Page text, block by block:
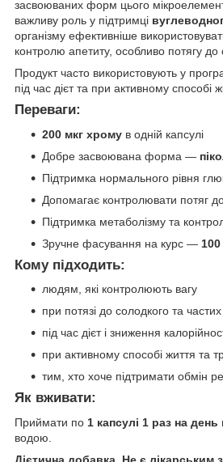
засвоюваних форм цього
важливу роль у підтримці
організму ефективніше
контролю апетиту, особливо потягу до
Продукт часто використовують у
під час дієт та при активному способі
Переваги:
200 мкг хрому в одній капсулі
Добре засвоювана форма —
Підтримка нормального рівня
Допомагає контролювати потяг
Підтримка метаболізму та
Зручне фасування на курс —
Кому підходить:
людям, які контролюють вагу
при потязі до солодкого та
під час дієт і зниження
при активному способі життя та
тим, хто хоче підтримати обмін
Як вживати:
Приймати по 1 капсулі 1 раз на день
водою.